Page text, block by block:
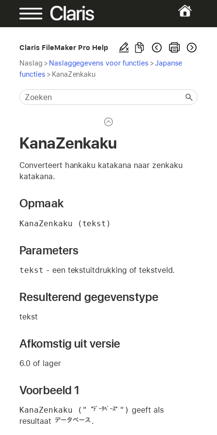
Claris FileMaker Pro Help
Naslag > Naslaggegevens voor functies >Japanse
functies > KanaZenkaku
KanaZenkaku
Converteert hankaku katakana naar zenkaku
katakana.
Opmaak
KanaZenkaku (tekst)
Parameters
tekst - een tekstuitdrukking of tekstveld.
Resulterend gegevenstype
tekst
Afkomstig uit versie
6.0 of lager
Voorbeeld 1
KanaZenkaku (" ") geeft als
resultaat
.